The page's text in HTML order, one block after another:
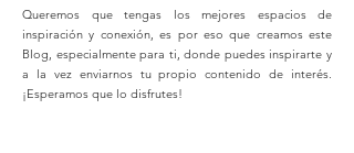
Queremos que tengas los mejores espacios de
inspiración y conexión, es por eso que creamos este
Blog, especialmente para ti, donde puedes inspirarte y
a la vez enviarnos tu propio contenido de interés.
¡Esperamos que lo disfrutes!